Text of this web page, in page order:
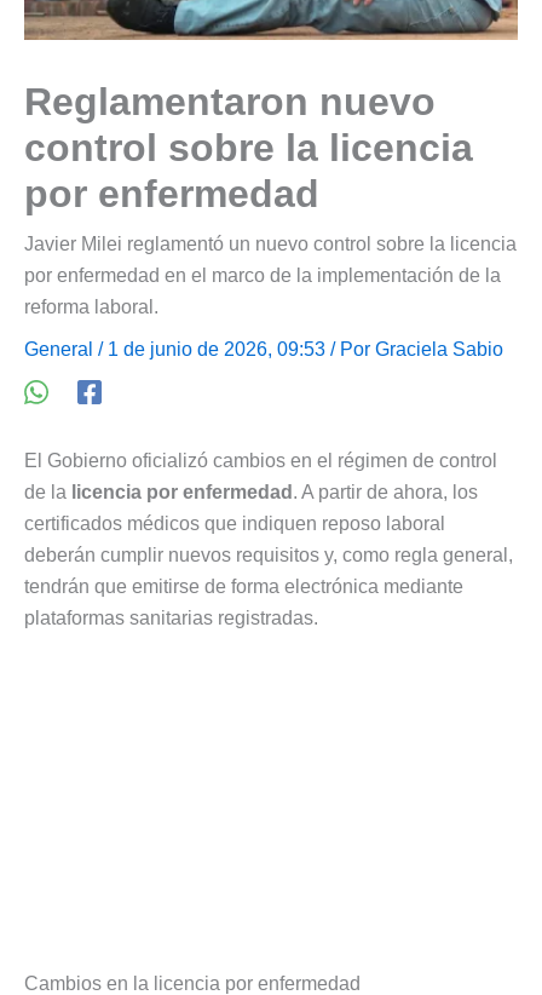
Reglamentaron nuevo
control sobre la licencia
por enfermedad
Javier Milei reglamentó un nuevo control sobre la licencia
por enfermedad en el marco de la implementación de la
reforma laboral.
General / 1 de junio de 2026, 09:53 / Por Graciela Sabio
El Gobierno oficializó cambios en el régimen de control
de la licencia por enfermedad . A partir de ahora, los
certificados médicos que indiquen reposo laboral
deberán cumplir nuevos requisitos y, como regla general,
tendrán que emitirse de forma electrónica mediante
plataformas sanitarias registradas.
Cambios en la licencia por enfermedad